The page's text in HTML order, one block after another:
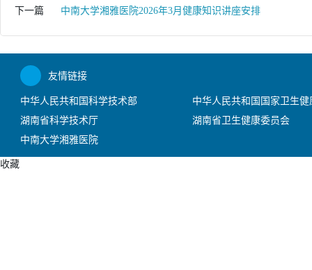
下一篇
中南大学湘雅医院2026年3月健康知识讲座安排
友情链接
中华人民共和国科学技术部
中华人民共和国国家卫生健
湖南省科学技术厅
湖南省卫生健康委员会
中南大学湘雅医院
收藏